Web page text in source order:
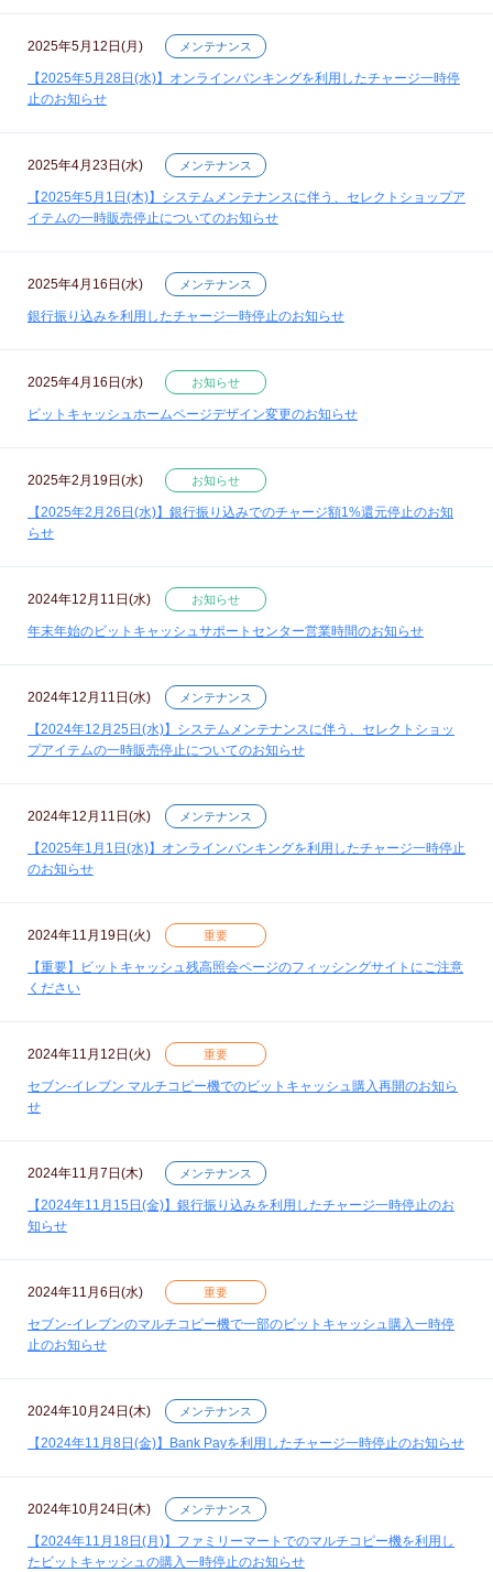
2025年5月12日(月) メンテナンス
【2025年5月28日(水)】オンラインバンキングを利用したチャージ一時停
止のお知らせ
2025年4月23日(水) メンテナンス
【2025年5月1日(木)】システムメンテナンスに伴う、セレクトショップア
イテムの一時販売停止についてのお知らせ
2025年4月16日(水) メンテナンス
銀行振り込みを利用したチャージ一時停止のお知らせ
2025年4月16日(水) お知らせ
ビットキャッシュホームページデザイン変更のお知らせ
2025年2月19日(水) お知らせ
【2025年2月26日(水)】銀行振り込みでのチャージ額1%還元停止のお知
らせ
2024年12月11日(水) お知らせ
年末年始のビットキャッシュサポートセンター営業時間のお知らせ
2024年12月11日(水) メンテナンス
【2024年12月25日(水)】システムメンテナンスに伴う、セレクトショッ
プアイテムの一時販売停止についてのお知らせ
2024年12月11日(水) メンテナンス
【2025年1月1日(水)】オンラインバンキングを利用したチャージ一時停止
のお知らせ
2024年11月19日(火) 重要
【重要】ビットキャッシュ残高照会ページのフィッシングサイトにご注意
ください
2024年11月12日(火) 重要
セブン‐イレブン マルチコピー機でのビットキャッシュ購入再開のお知ら
せ
2024年11月7日(木) メンテナンス
【2024年11月15日(金)】銀行振り込みを利用したチャージ一時停止のお
知らせ
2024年11月6日(水) 重要
セブン‐イレブンのマルチコピー機で一部のビットキャッシュ購入一時停
止のお知らせ
2024年10月24日(木) メンテナンス
【2024年11月8日(金)】Bank Payを利用したチャージ一時停止のお知らせ
2024年10月24日(木) メンテナンス
【2024年11月18日(月)】ファミリーマートでのマルチコピー機を利用し
たビットキャッシュの購入一時停止のお知らせ